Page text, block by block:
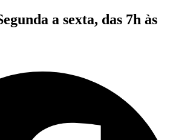
a sexta, das 7h às